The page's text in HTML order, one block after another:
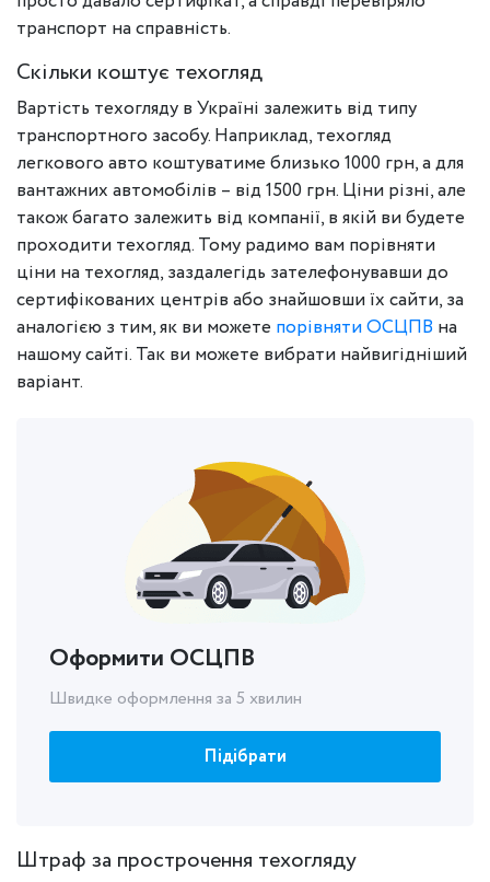
транспорт на справність.
Скільки коштує техогляд
Вартість техогляду в Україні залежить від типу
транспортного засобу. Наприклад, техогляд
легкового авто коштуватиме близько 1000 грн, а для
вантажних автомобілів – від 1500 грн. Ціни різні, але
також багато залежить від компанії, в якій ви будете
проходити техогляд. Тому радимо вам порівняти
ціни на техогляд, заздалегідь зателефонувавши до
сертифікованих центрів або знайшовши їх сайти, за
аналогією з тим, як ви можете порівняти ОСЦПВ на
нашому сайті. Так ви можете вибрати найвигідніший
варіант.
Оформити ОСЦПВ
Швидке оформлення за 5 хвилин
Підібрати
Штраф за прострочення техогляду